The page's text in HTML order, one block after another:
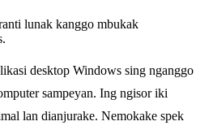
lunak kanggo mbukak
desktop Windows sing nganggo
sampeyan. Ing ngisor iki
lan dianjurake. Nemokake spek